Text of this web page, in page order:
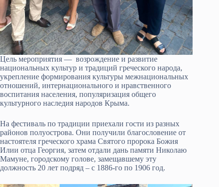
Цель мероприятия — возрождение и развитие
национальных культур и традиций греческого народа,
укрепление формирования культуры межнациональных
отношений, интернационального и нравственного
воспитания населения, популяризация общего
культурного наследия народов Крыма.
На фестиваль по традиции приехали гости из разных
районов полуострова. Они получили благословение от
настоятеля греческого храма Святого пророка Божия
Илии отца Георгия, затем отдали дань памяти Николаю
Мамуне, городскому голове, замещавшему эту
должность 20 лет подряд – с 1886-го по 1906 год.